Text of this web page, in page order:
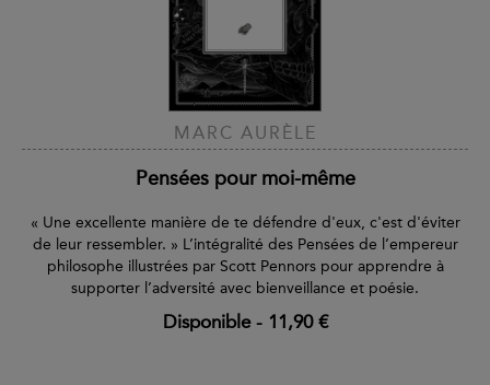
MARC AURÈLE
Pensées pour moi-même
« Une excellente manière de te défendre d'eux, c'est d'éviter
de leur ressembler. » L’intégralité des Pensées de l’empereur
philosophe illustrées par Scott Pennors pour apprendre à
supporter l’adversité avec bienveillance et poésie.
Disponible- 11,90 €